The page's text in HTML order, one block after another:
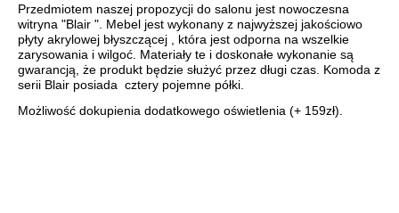
Przedmiotem naszej propozycji do salonu jest nowoczesna
witryna "Blair ". Mebel jest wykonany z najwyższej jakościowo
płyty akrylowej błyszczącej , która jest odporna na wszelkie
zarysowania i wilgoć. Materiały te i doskonałe wykonanie są
gwarancją, że produkt będzie służyć przez długi czas. Komoda z
serii Blair posiada cztery pojemne półki.
Możliwość dokupienia dodatkowego oświetlenia (+ 159zł).